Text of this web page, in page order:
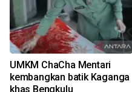
UMKM ChaCha Mentari
kembangkan batik Kaganga
khas Bengkulu